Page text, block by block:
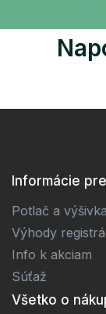
Informácie
Potlač a výšivka
Výhody
Info k akciam
Súťaž
Všetko o